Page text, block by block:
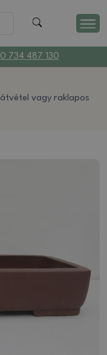
734 487 130
átvétel vagy raklapos